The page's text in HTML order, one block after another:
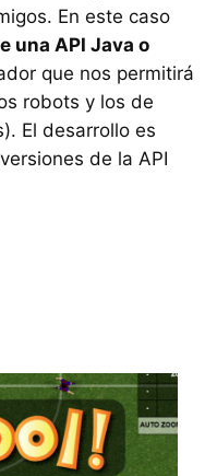
En este caso
una API Java o
que nos permitirá
robots y los de
El desarrollo es
de la API